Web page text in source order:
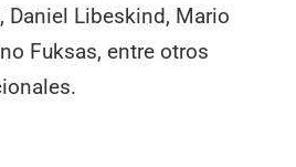
Daniel Libeskind, Mario
Fuksas, entre otros